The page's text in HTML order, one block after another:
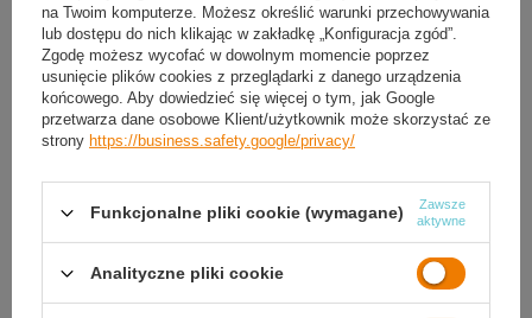
30dni na łatwy zwrot
Ten produkt nie jest dostępny w sklepie stacjonarnym
Bezpieczne zakupy
odbioru
50,00 złsą za
na Twoim komputerze. Możesz określić warunki przechowywania
lub dostępu do nich klikając w zakładkę „Konfiguracja zgód”.
Zgodę możesz wycofać w dowolnym momencie poprzez
usunięcie plików cookies z przeglądarki z danego urządzenia
końcowego. Aby dowiedzieć się więcej o tym, jak Google
przetwarza dane osobowe Klient/użytkownik może skorzystać ze
strony https://business.safety.google/privacy/
Funkcjonalne pliki cookie (wymagane)
Zawsze
aktywne
Analityczne pliki cookie